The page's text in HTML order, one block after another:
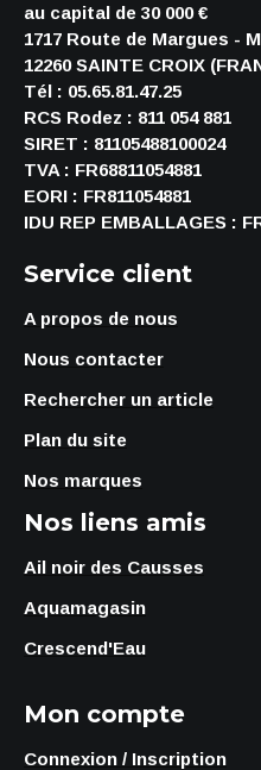
au capital de 30 000 €
1717 Route de Margues -
12260 SAINTE CROIX
Tél : 05.65.81.47.25
RCS Rodez : 811 054 881
SIRET : 81105488100024
TVA : FR68811054881
EORI : FR811054881
IDU REP EMBALLAGES :
Service client
A propos de nous
Nous contacter
Rechercher un article
Plan du site
Nos marques
Nos liens amis
Ail noir des Causses
Aquamagasin
Crescend'Eau
Mon compte
Connexion / Inscription